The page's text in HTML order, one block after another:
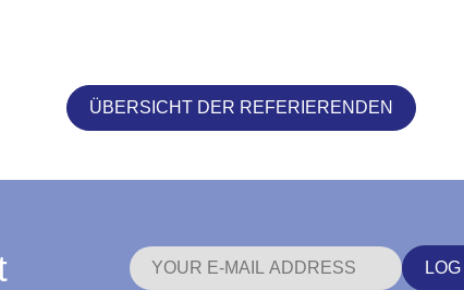
ÜBERSICHT DER REFERIERENDEN
LOG